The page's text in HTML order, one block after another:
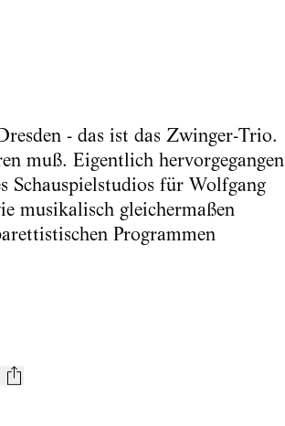
- das ist das Zwinger-Trio.
muß. Eigentlich hervorgegangen
Schauspielstudios für Wolfgang
musikalisch gleichermaßen
Programmen